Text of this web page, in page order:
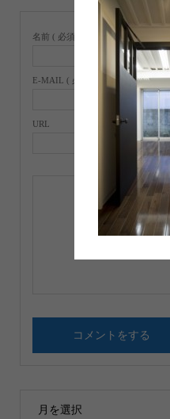
名前 ( 必須 )
E-MAIL ( 必須 ) ※ 公開されません
URL
月を選択